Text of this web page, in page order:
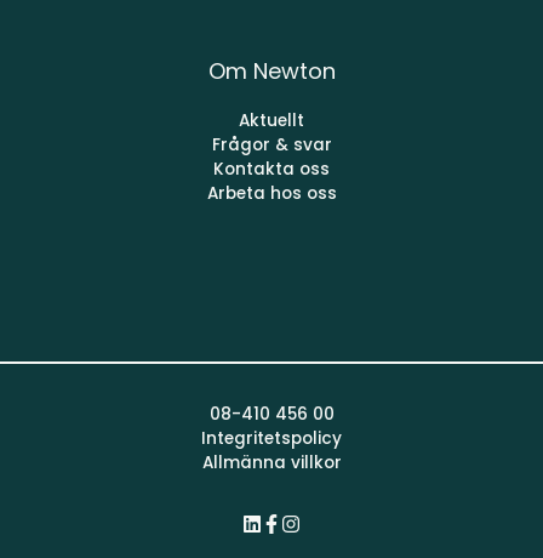
Om Newton
Aktuellt
Frågor & svar
Kontakta oss
Arbeta hos oss
08-410 456 00
Integritetspolicy
Allmänna villkor